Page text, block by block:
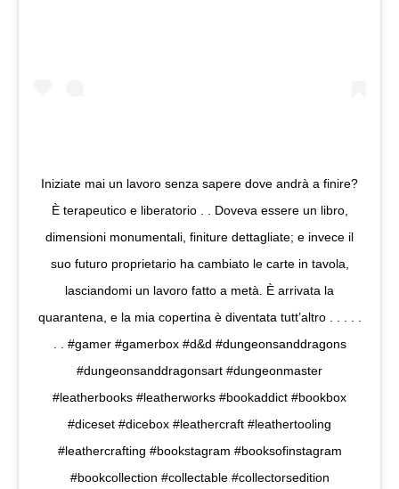
Iniziate mai un lavoro senza sapere dove andrà a finire?
È terapeutico e liberatorio . . Doveva essere un libro,
dimensioni monumentali, finiture dettagliate; e invece il
suo futuro proprietario ha cambiato le carte in tavola,
lasciandomi un lavoro fatto a metà. È arrivata la
quarantena, e la mia copertina è diventata tutt’altro . . . . .
. . #gamer #gamerbox #d&d #dungeonsanddragons
#dungeonsanddragonsart #dungeonmaster
#leatherbooks #leatherworks #bookaddict #bookbox
#diceset #dicebox #leathercraft #leathertooling
#leathercrafting #bookstagram #booksofinstagram
#bookcollection #collectable #collectorsedition